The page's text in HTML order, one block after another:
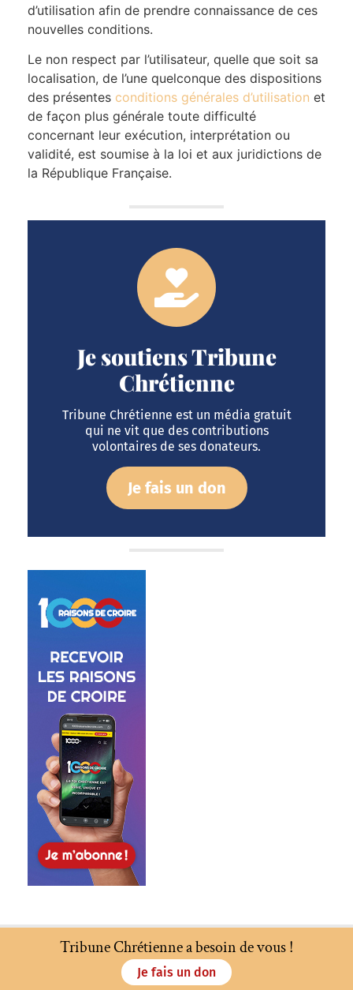
d’utilisation afin de prendre connaissance de ces
nouvelles conditions.
Le non respect par l’utilisateur, quelle que soit sa
localisation, de l’une quelconque des dispositions
des présentes conditions générales d’utilisation et
de façon plus générale toute difficulté
concernant leur exécution, interprétation ou
validité, est soumise à la loi et aux juridictions de
la République Française.
Je soutiens Tribune
Chrétienne
Tribune Chrétienne est un média gratuit
qui ne vit que des contributions
volontaires de ses donateurs.
Je fais un don
Tribune Chrétienne a besoin de vous !
Je fais un don